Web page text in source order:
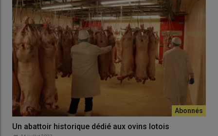
Un abattoir historique dédié aux ovins lotois